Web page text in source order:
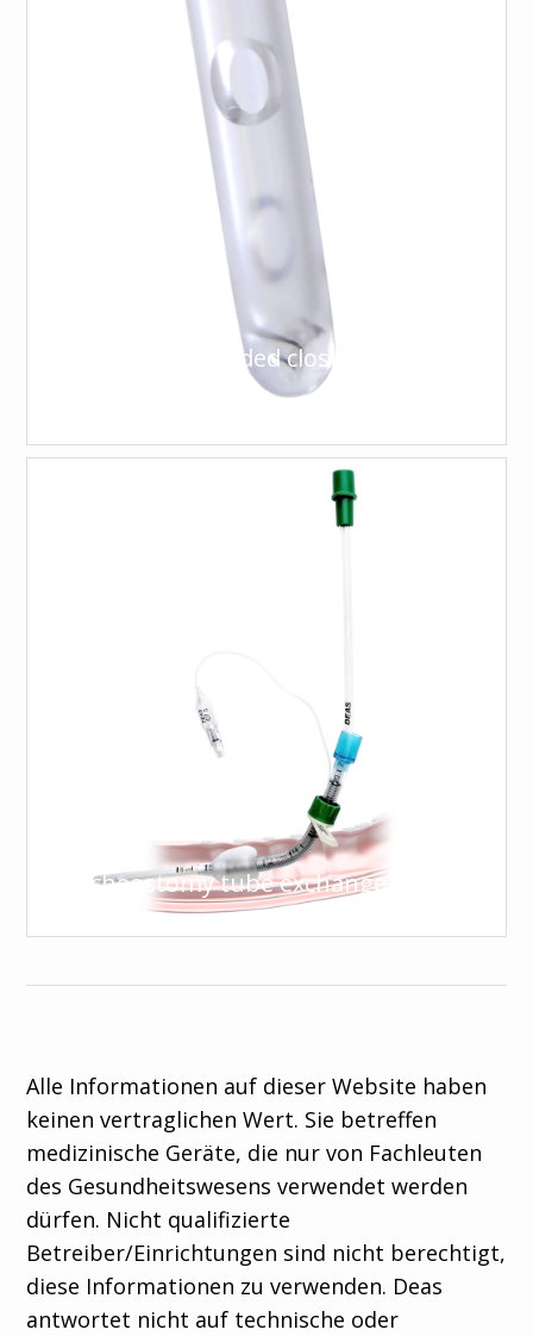
Atraumatic rounded closed tip with
Tracheostomy tube exchange guide
Alle Informationen auf dieser Website haben
keinen vertraglichen Wert. Sie betreffen
medizinische Geräte, die nur von Fachleuten
des Gesundheitswesens verwendet werden
dürfen. Nicht qualifizierte
Betreiber/Einrichtungen sind nicht berechtigt,
diese Informationen zu verwenden. Deas
antwortet nicht auf technische oder